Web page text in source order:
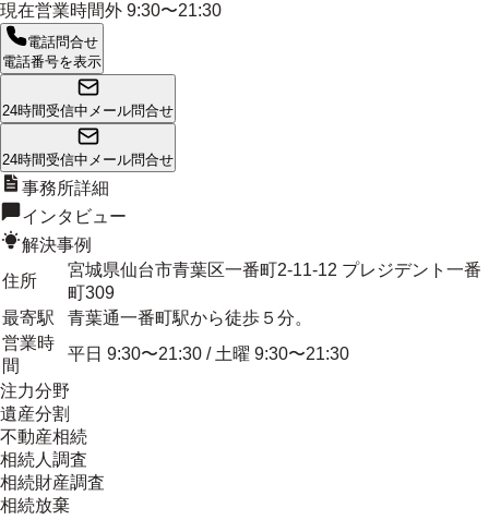
現在営業時間外 9:30〜21:30
電話問合せ
電話番号を表示
24時間受信中 メール問合せ
24時間受信中 メール問合せ
事務所詳細
インタビュー
解決事例
住所
宮城県仙台市青葉区一番町2-11-12 プレジデント一番
町309
最寄駅
青葉通一番町駅から徒歩５分。
営業時
間
平日 9:30〜21:30 / 土曜 9:30〜21:30
注力分野
遺産分割
不動産相続
相続人調査
相続財産調査
相続放棄